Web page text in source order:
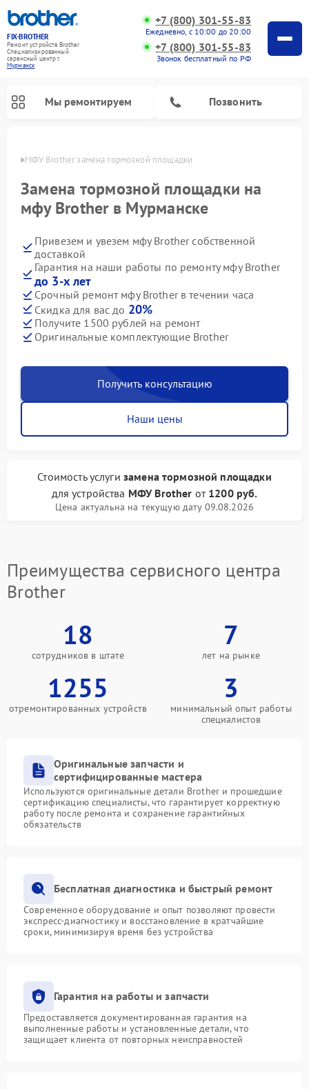
FIX-BROTHER
Ремонт устройств Brother
Специализированный
cервисный центр г.
Мурманск
+7 (800) 301-55-83
Ежедневно, с 10:00 до 20:00
+7 (800) 301-55-83
Звонок бесплатный по РФ
Мы ремонтируем Позвонить
МФУ Brother замена тормозной площадки
Замена тормозной площадки на
мфу Brother в Мурманске
Привезем и увезем мфу Brother собственной
доставкой
Гарантия на наши работы по ремонту мфу Brother
до 3-х лет
Срочный ремонт мфу Brother в течении часа
Скидка для вас до 20%
Получите 1500 рублей на ремонт
Оригинальные комплектующие Brother
Получить консультацию
Наши цены
Стоимость услуги замена тормозной площадки
для устройства МФУ Brother от 1200 руб.
Цена актуальна на текущую дату 09.08.2026
Преимущества сервисного центра
Brother
18
сотрудников в штате
7
лет на рынке
1255
отремонтированных устройств
3
минимальный опыт работы
специалистов
Оригинальные запчасти и
сертифицированные мастера
Используются оригинальные детали Brother и прошедшие
сертификацию специалисты, что гарантирует корректную
работу после ремонта и сохранение гарантийных
обязательств
Бесплатная диагностика и быстрый ремонт
Современное оборудование и опыт позволяют провести
экспресс-диагностику и восстановление в кратчайшие
сроки, минимизируя время без устройства
Гарантия на работы и запчасти
Предоставляется документированная гарантия на
выполненные работы и установленные детали, что
защищает клиента от повторных неисправностей